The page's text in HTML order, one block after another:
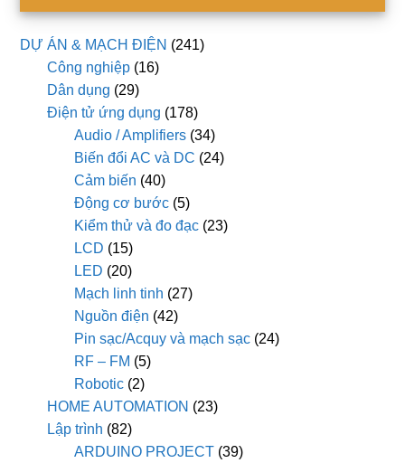
DỰ ÁN & MẠCH ĐIỆN (241)
Công nghiệp (16)
Dân dụng (29)
Điện tử ứng dụng (178)
Audio / Amplifiers (34)
Biến đổi AC và DC (24)
Cảm biến (40)
Động cơ bước (5)
Kiểm thử và đo đạc (23)
LCD (15)
LED (20)
Mạch linh tinh (27)
Nguồn điện (42)
Pin sạc/Acquy và mạch sạc (24)
RF – FM (5)
Robotic (2)
HOME AUTOMATION (23)
Lập trình (82)
ARDUINO PROJECT (39)